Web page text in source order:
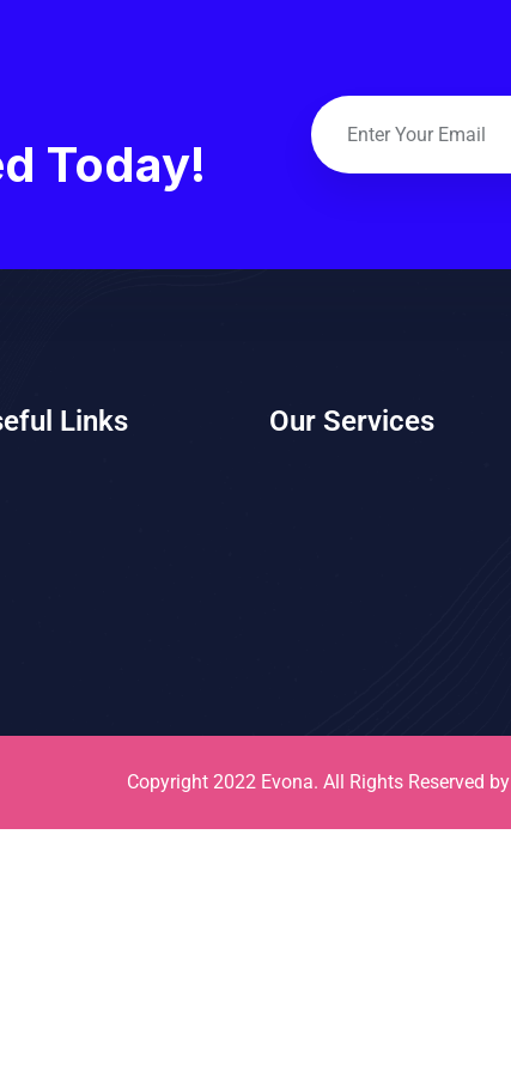
Today!
Links Our Services
Copyright 2022 Evona. All Rights Reserved by